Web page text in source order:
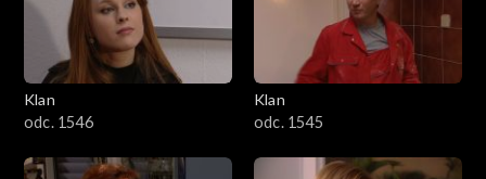
Klan
odc. 1546
Klan
odc. 1545